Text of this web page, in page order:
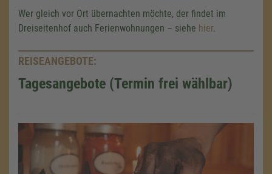
Wer gleich vor Ort übernachten möchte, der findet im
Dreiseitenhof auch Ferienwohnungen – siehe hier.
REISEANGEBOTE:
Tagesangebote (Termin frei wählbar)